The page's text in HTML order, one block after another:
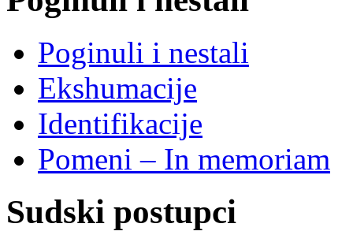
Poginuli i nestali
Ekshumacije
Identifikacije
Pomeni – In memoriam
Sudski postupci